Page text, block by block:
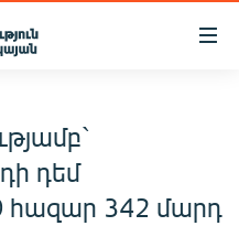
դեմ
հազար 342 մարդ